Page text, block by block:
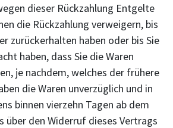
dieser Rückzahlung Entgelte
die Rückzahlung verweigern, bis
zurückerhalten haben oder bis Sie
haben, dass Sie die Waren
je nachdem, welches der frühere
die Waren unverzüglich und in
binnen vierzehn Tagen ab dem
über den Widerruf dieses Vertrags